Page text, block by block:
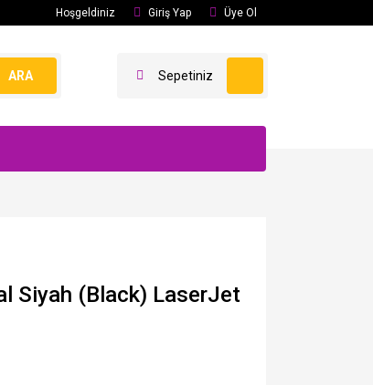
Hoşgeldiniz Giriş Yap Üye Ol
ARA Sepetiniz
Siyah (Black) LaserJet